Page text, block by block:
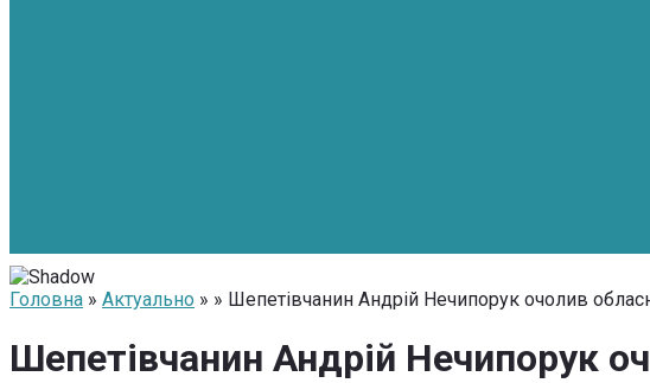
Головна » Актуально » » Шепетівчанин Андрій Нечипорук очолив
Шепетівчанин Андрій Нечипорук